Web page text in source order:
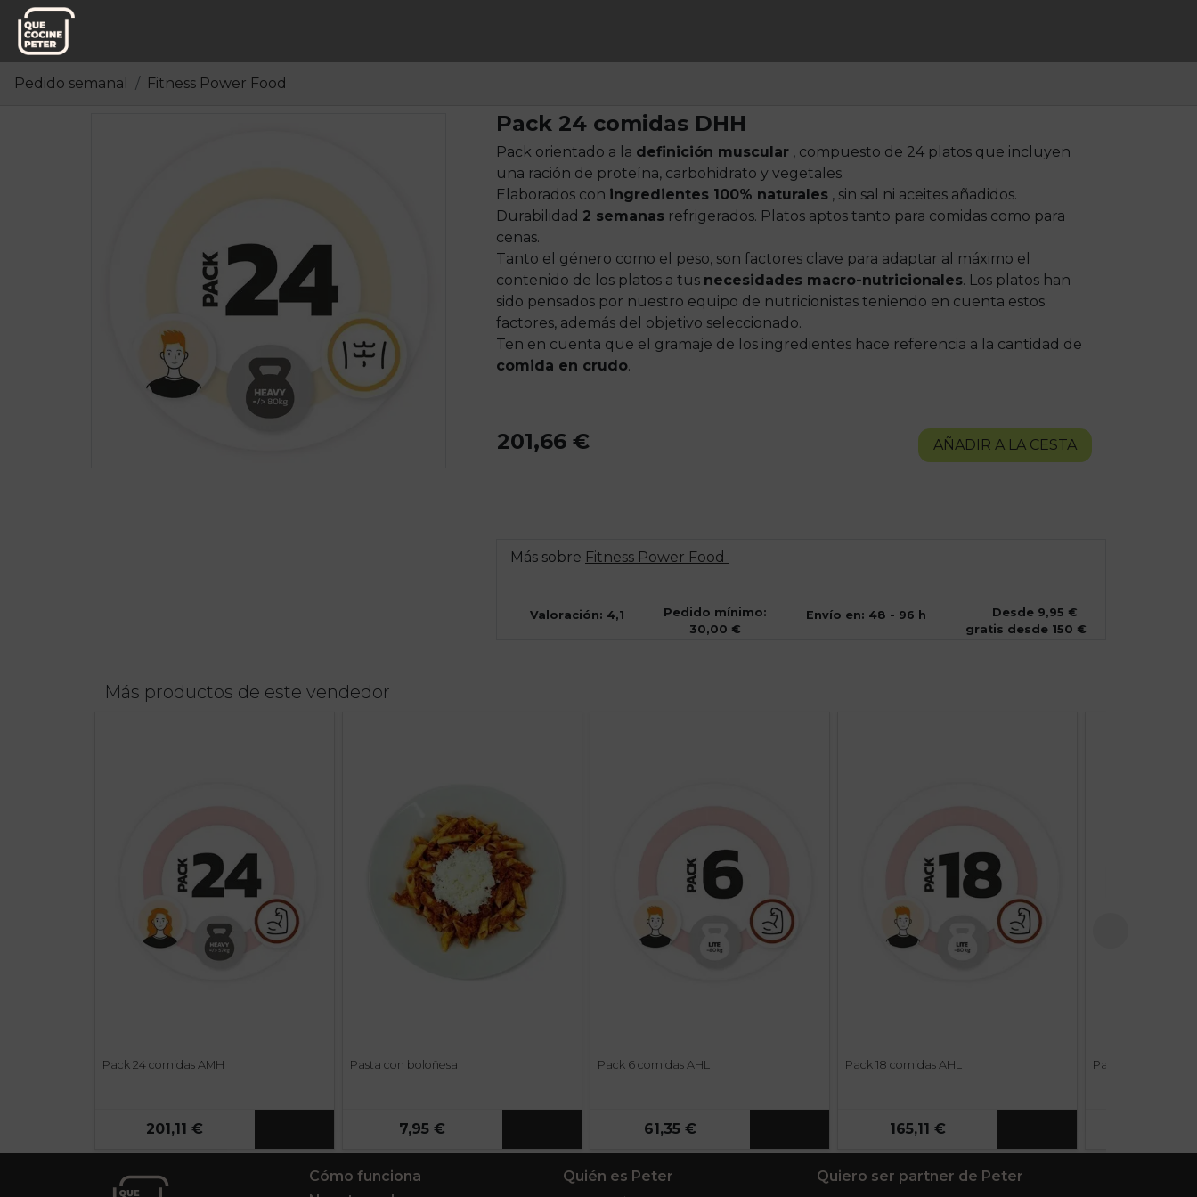
Pedido semanal Fitness Power Food
Pack 24 comidas DHH
Pack orientado a la definición muscular , compuesto de 24 platos que incluyen
una ración de proteína, carbohidrato y vegetales.
Elaborados con ingredientes 100% naturales , sin sal ni aceites añadidos.
Durabilidad 2 semanas refrigerados. Platos aptos tanto para comidas como para
cenas.
Tanto el género como el peso, son factores clave para adaptar al máximo el
contenido de los platos a tus necesidades macro-nutricionales. Los platos han
sido pensados por nuestro equipo de nutricionistas teniendo en cuenta estos
factores, además del objetivo seleccionado.
Ten en cuenta que el gramaje de los ingredientes hace referencia a la cantidad de
comida en crudo.
201,66 € AÑADIR A LA CESTA
Más sobre Fitness Power Food
Valoración: 4,1
Pedido mínimo:
30,00 €
Envío en: 48 - 96 h
Desde 9,95 €
gratis desde 150 €
Más productos de este vendedor
Pack 24 comidas AMH
201,11 €
Pasta con boloñesa
7,95 €
Pack 6 comidas AHL
61,35 €
Pack 18 comidas AHL
165,11 €
Pack 6 comidas
Cómo funciona
Quién es Peter Quiero ser partner de Peter